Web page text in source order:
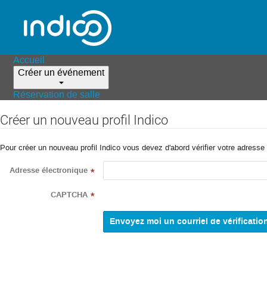
Accueil
Créer un événement
Réservation de salle
Créer un nouveau profil Indico
Pour créer un nouveau profil Indico vous devez d'abord vérifier votre
Adresse électronique *
CAPTCHA *